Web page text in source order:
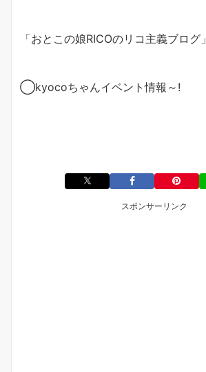
「おとこの娘RICOのリコ主義ブログ」
◯kyocoちゃんイベント情報～ !
スポンサーリンク